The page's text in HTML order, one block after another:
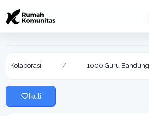
1000 Guru Bandung
Aktif: 05 Feb 2019
Kolaborasi / 1000 Guru Bandung
Ikuti